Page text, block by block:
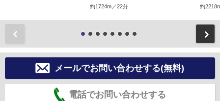
約1724m／22分 約
メールでお問い合わせする(無料)
電話でお問い合わせする